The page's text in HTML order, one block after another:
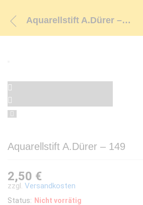
Aquarellstift A.Dürer – 149
Aquarellstift A.Dürer – 149
2,50 €
zzgl. Versandkosten
Status: Nicht vorrätig